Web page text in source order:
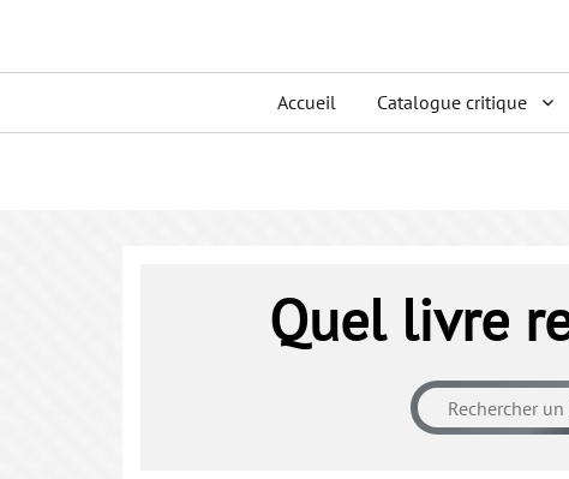
menu
Accueil Catalogue critique
Quel livre